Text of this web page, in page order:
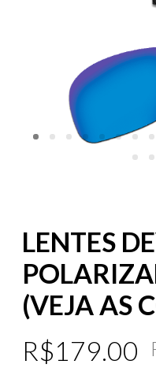
LENTES
(VEJA AS
R$179.00